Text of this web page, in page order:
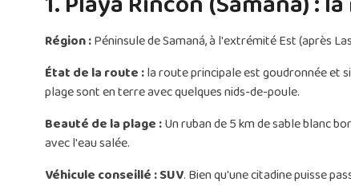
Région :Péninsule de Samaná, à l'extrémité Est (après
État de la route :la route principale est goudronnée et
plage sont en terre avec quelques nids-de-poule.
Beauté de la plage :Un ruban de 5 km de sable blanc
avec l'eau salée.
Véhicule conseillé :SUV. Bien qu'une citadine puisse